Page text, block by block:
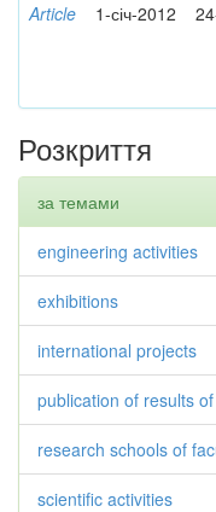
Article 1-січ-2012
Розкриття
за темами
engineering activities
exhibitions
international projects
publication of results
research schools of
scientific activities